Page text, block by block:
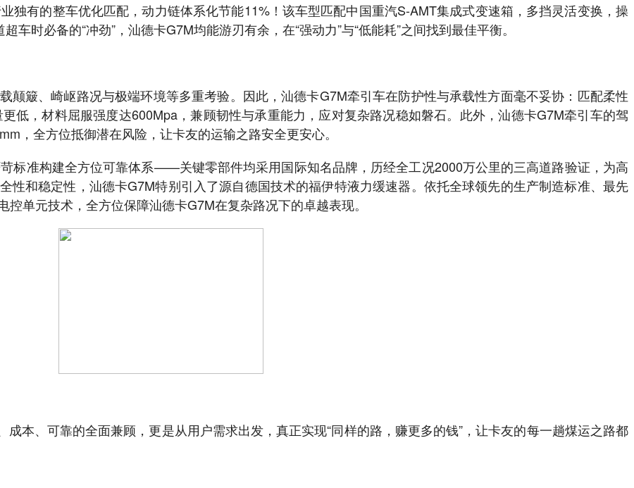
独有的整车优化匹配，动力链体系化节能11%！该车型匹配中国重汽S-AMT集成式变速箱，多挡灵活变换，操
车时必备的“冲劲”，汕德卡G7M均能游刃有余，在“强动力”与“低能耗”之间找到最佳平衡。
颠簸、崎岖路况与极端环境等多重考验。因此，汕德卡G7M牵引车在防护性与承载性方面毫不妥协：匹配柔性
低，材料屈服强度达600Mpa，兼顾韧性与承重能力，应对复杂路况稳如磐石。此外，汕德卡G7M牵引车的驾
，全方位抵御潜在风险，让卡友的运输之路安全更安心。
标准构建全方位可靠体系——关键零部件均采用国际知名品牌，历经全工况2000万公里的三高道路验证，为高
性和稳定性，汕德卡G7M特别引入了源自德国技术的福伊特液力缓速器。依托全球领先的生产制造标准、最先
单元技术，全方位保障汕德卡G7M在复杂路况下的卓越表现。
成本、可靠的全面兼顾，更是从用户需求出发，真正实现“同样的路，赚更多的钱”，让卡友的每一趟煤运之路都